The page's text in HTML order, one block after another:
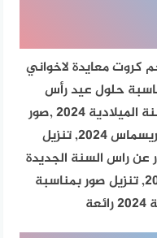
كروت معايدة لاخواني
حلول عيد رأس
السنة الميلادية 2024 ,صور
الكريسماس 2024, تنزيل
عن راس السنة الجديدة
2024, تنزيل صور بمناسبة